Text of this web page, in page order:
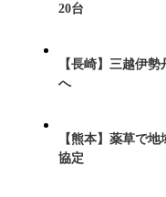
20台
【長崎】三越伊
へ
【熊本】薬草で
協定